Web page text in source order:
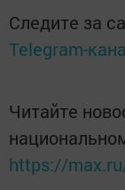
Следите за
Telegram-
Читайте
https://